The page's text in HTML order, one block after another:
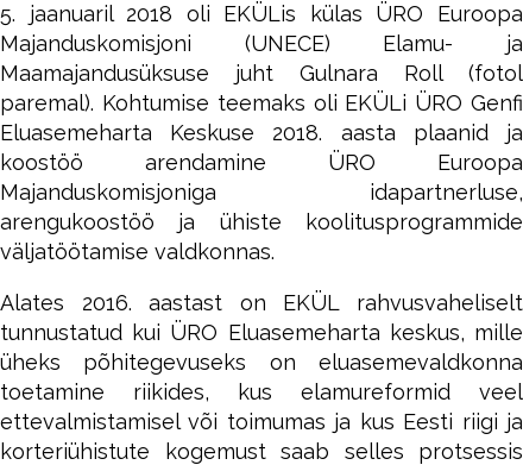
5. jaanuaril 2018 oli EKÜLis külas ÜRO Euroopa
Majanduskomisjoni (UNECE) Elamu- ja
Maamajandusüksuse juht Gulnara Roll (fotol
paremal). Kohtumise teemaks oli EKÜLi ÜRO Genfi
Eluasemeharta Keskuse 2018. aasta plaanid ja
koostöö arendamine ÜRO Euroopa
Majanduskomisjoniga idapartnerluse,
arengukoostöö ja ühiste koolitusprogrammide
väljatöötamise valdkonnas.
Alates 2016. aastast on EKÜL rahvusvaheliselt
tunnustatud kui ÜRO Eluasemeharta keskus, mille
üheks põhitegevuseks on eluasemevaldkonna
toetamine riikides, kus elamureformid veel
ettevalmistamisel või toimumas ja kus Eesti riigi ja
korteriühistute kogemust saab selles protsessis